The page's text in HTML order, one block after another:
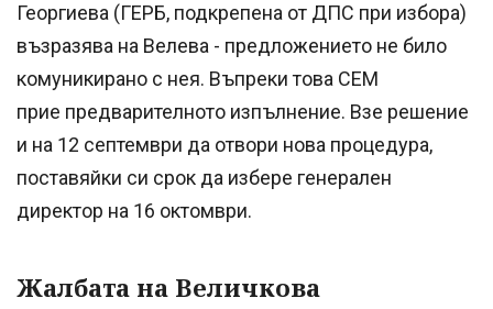
Георгиева (ГЕРБ, подкрепена от ДПС при избора)
възразява на Велева - предложението не било
комуникирано с нея. Въпреки това СЕМ
прие предварителното изпълнение. Взе решение
и на 12 септември да отвори нова процедура,
поставяйки си срок да избере генерален
директор на 16 октомври.
Жалбата на Величкова